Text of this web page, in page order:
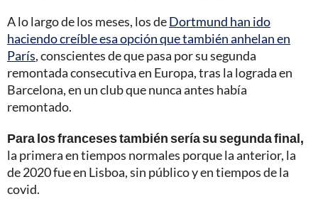
A lo largo de los meses, los deDortmund han ido
haciendo creíble esa opción que también anhelan en
París, conscientes de que pasa por su segunda
remontada consecutiva en Europa, tras la lograda en
Barcelona, en un club que nunca antes había
remontado.
Para los franceses también sería su segunda final,
la primera en tiempos normales porque la anterior, la
de 2020 fue en Lisboa, sin público y en tiempos de la
covid.